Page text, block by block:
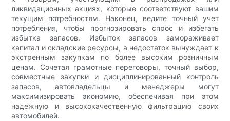
ликвидационных акциях, которые соответствуют вашим
текущим потребностям. Наконец, ведите точный учет
потребления, чтобы прогнозировать спрос и избегать
избытка запасов. Избыток запасов замораживает
капитал и складские ресурсы, а недостаток вынуждает к
экстренным закупкам по более высоким розничным
ценам. Сочетая грамотные переговоры, точный выбор,
совместные закупки и дисциплинированный контроль
запасов, автовладельцы и менеджеры могут
максимизировать экономию, обеспечивая при этом
надежную и высококачественную фильтрацию своих
автомобилей.